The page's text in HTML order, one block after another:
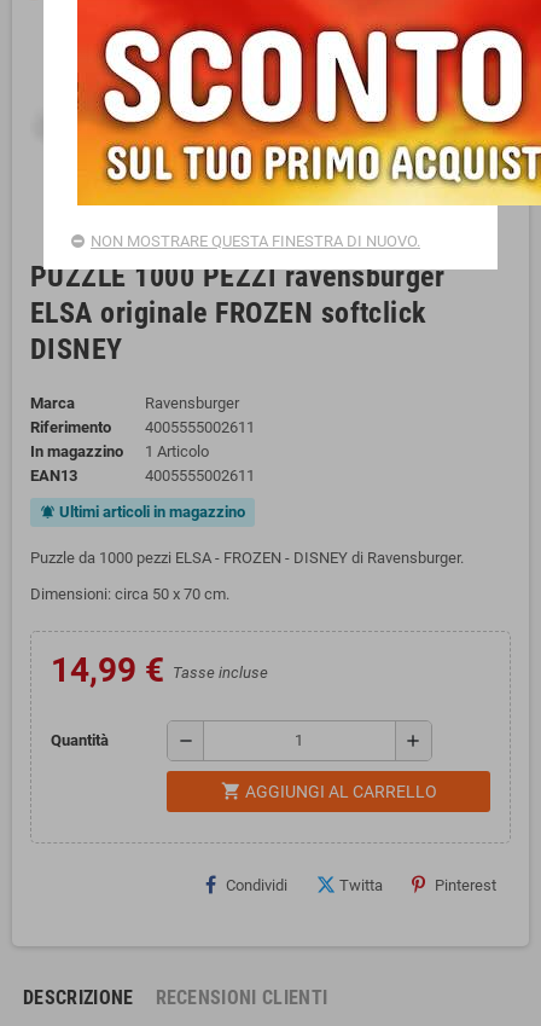
PUZZLE 1000 PEZZI ravensburger
ELSA originale FROZEN softclick
DISNEY
Marca
Ravensburger
Riferimento
4005555002611
In magazzino
1 Articolo
EAN13
4005555002611
notifications_active Ultimi articoli in magazzino
Puzzle da 1000 pezzi ELSA - FROZEN - DISNEY di Ravensburger.
Dimensioni: circa 50 x 70 cm.
14,99 € Tasse incluse
Quantità remove add
shopping_cart AGGIUNGI AL CARRELLO
Condividi Twitta Pinterest
DESCRIZIONE RECENSIONI CLIENTI
NON MOSTRARE QUESTA FINESTRA DI NUOVO.